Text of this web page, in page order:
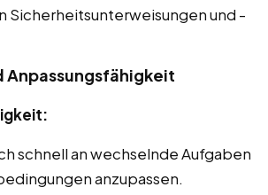
Sicherheitsunterweisungen und -
Anpassungsfähigkeit
schnell an wechselnde Aufgaben
anzupassen.